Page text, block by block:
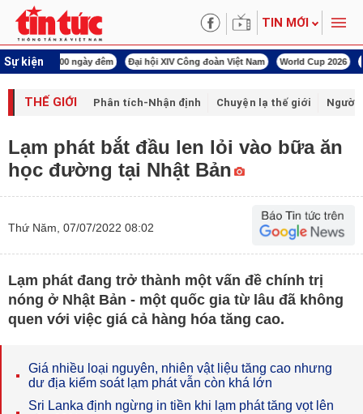
TIN MỚI
Sự kiện
ngày đêm Đại hội XIV Công đoàn Việt Nam World Cup 2026 Kỳ họp thứ
THẾ GIỚI Phân tích-Nhận định Chuyện lạ thế giới Người
Lạm phát bắt đầu len lỏi vào bữa ăn
học đường tại Nhật Bản
Thứ Năm, 07/07/2022 08:02
Lạm phát đang trở thành một vấn đề chính trị
nóng ở Nhật Bản - một quốc gia từ lâu đã không
quen với việc giá cả hàng hóa tăng cao.
Giá nhiều loại nguyên, nhiên vật liệu tăng cao nhưng
dư địa kiểm soát lạm phát vẫn còn khá lớn
Sri Lanka định ngừng in tiền khi lạm phát tăng vọt lên